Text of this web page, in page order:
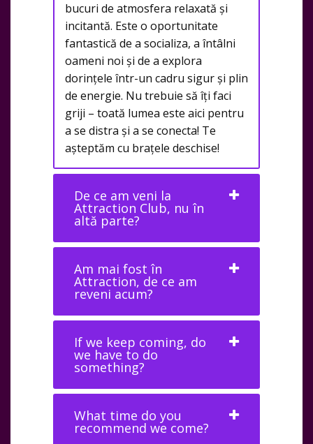
bucuri de atmosfera relaxată și
incitantă. Este o oportunitate
fantastică de a socializa, a întâlni
oameni noi și de a explora
dorințele într-un cadru sigur și plin
de energie. Nu trebuie să îți faci
griji – toată lumea este aici pentru
a se distra și a se conecta! Te
așteptăm cu brațele deschise!
De ce am veni la
Attraction Club, nu în
altă parte?
Am mai fost în
Attraction, de ce am
reveni acum?
If we keep coming, do
we have to do
something?
What time do you
recommend we come?